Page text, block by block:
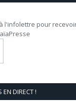
l'infolettre pour
DIRECT !